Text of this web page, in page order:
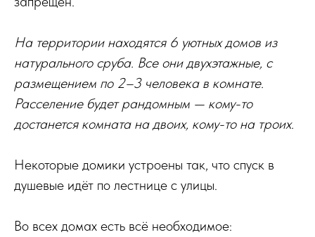
На территории находятся 6 уютных домов из
натурального сруба. Все они двухэтажные, с
размещением по 2–3 человека в комнате.
Расселение будет рандомным — кому-то
достанется комната на двоих, кому-то на троих.
Некоторые домики устроены так, что спуск в
душевые идёт по лестнице с улицы.
Во всех домах есть всё необходимое: